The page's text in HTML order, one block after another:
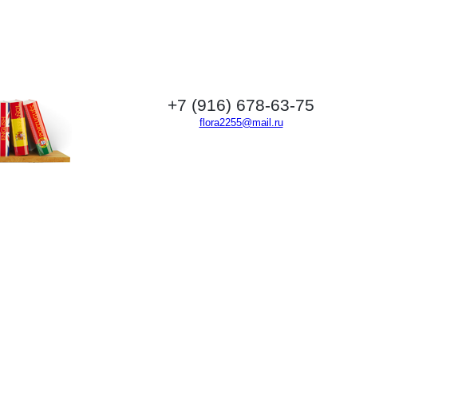
+7 (916) 678-63-75
flora2255@mail.ru